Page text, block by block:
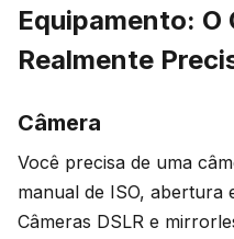
Equipamento: O
Realmente
Câmera
Você precisa de uma
manual de ISO, abertura
Câmeras DSLR e